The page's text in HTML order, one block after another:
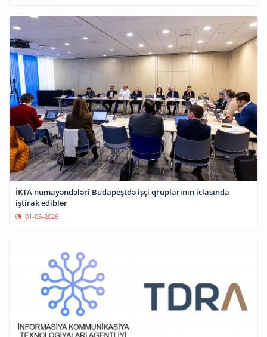
İKTA nümayəndələri Budapeştdə işçi qruplarının iclasında
iştirak ediblər
01-05-2026